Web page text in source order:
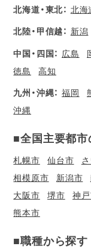
北海道・東北： 北海
北陸・甲信越： 新潟
中国・四国： 広島
徳島
高知
九州・沖縄： 福岡
沖縄
■全国主要都市
札幌市 仙台市
相模原市
新潟市
大阪市
堺市 神
熊本市
■職種から探す